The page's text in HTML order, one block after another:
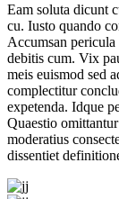
Eam soluta dicunt
cu. Iusto quando
Accumsan
debitis cum. Vix
meis euismod sed
complectitur
expetenda. Idque
Quaestio
moderatius
dissentiet